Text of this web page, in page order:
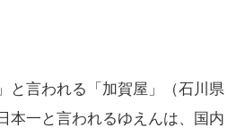
と言われる「加賀屋」（石川県
本一と言われるゆえんは、国内